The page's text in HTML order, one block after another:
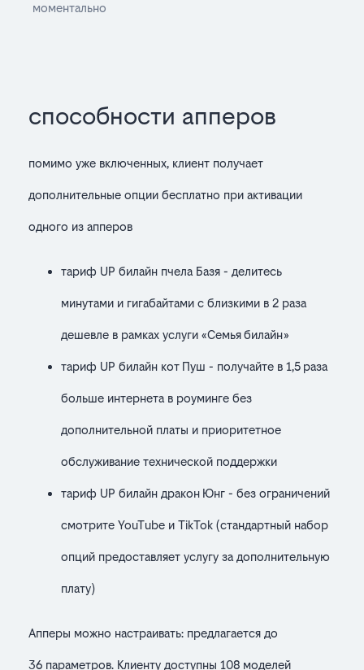
моментально
способности апперов
помимо уже включенных, клиент получает
дополнительные опции бесплатно при активации
одного из апперов
тариф UP билайн пчела Базя - делитесь
минутами и гигабайтами с близкими в 2 раза
дешевле в рамках услуги «Семья билайн»
тариф UP билайн кот Пуш - получайте в 1,5 раза
больше интернета в роуминге без
дополнительной платы и приоритетное
обслуживание технической поддержки
тариф UP билайн дракон Юнг - без ограничений
смотрите YouTube и TikTok (стандартный набор
опций предоставляет услугу за дополнительную
плату)
Апперы можно настраивать: предлагается до
36 параметров. Клиенту доступны 108 моделей